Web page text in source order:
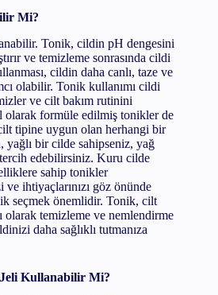
Mi?
Tonik, cildin pH dengesini
ve temizleme sonrasında cildi
cildin daha canlı, taze ve
olabilir. Tonik kullanımı cildi
ve cilt bakım rutinini
olarak formüle edilmiş tonikler de
tipine uygun olan herhangi bir
bir cilde sahipseniz, yağ
edebilirsiniz. Kuru cilde
sahip tonikler
ihtiyaçlarınızı göz önünde
seçmek önemlidir. Tonik, cilt
olarak temizleme ve nemlendirme
daha sağlıklı tutmanıza
Kullanabilir Mi?